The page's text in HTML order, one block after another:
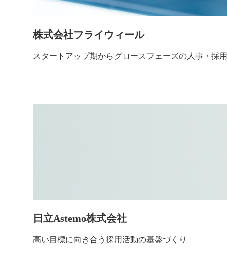
株式会社フライウィール
スタートアップ期からグロースフェーズの人事・採
日立Astemo株式会社
高い目標に向き合う採用活動の基盤づくり